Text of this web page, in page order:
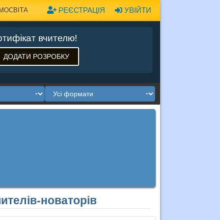
УВІЙТИ
РЕЄСТРАЦІЯ
вчителю!
ДОДАТИ РОЗРОБКУ
новаторів